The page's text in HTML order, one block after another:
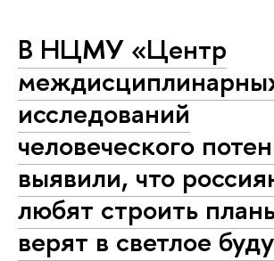
В НЦМУ «Центр
исследований
человеческого
выявили, что
любят строить
верят в светлое